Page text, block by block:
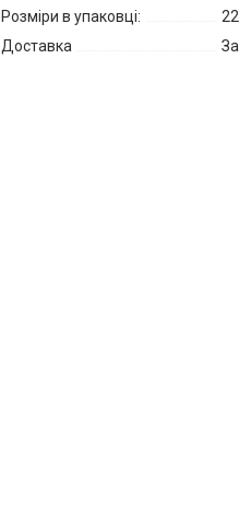
Розміри в упаковці:
Доставка